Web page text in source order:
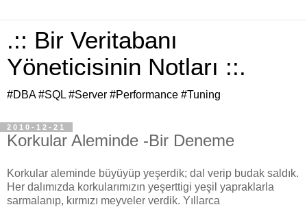
.:: Bir Veritabanı
Yöneticisinin Notları ::.
#DBA #SQL #Server #Performance #Tuning
2010-12-21
Korkular Aleminde -Bir Deneme
Korkular aleminde büyüyüp yeşerdik; dal verip budak saldık.
Her dalımızda korkularımızın yeşerttigi yeşil yapraklarla
sarmalanıp, kırmızı meyveler verdik. Yıllarca